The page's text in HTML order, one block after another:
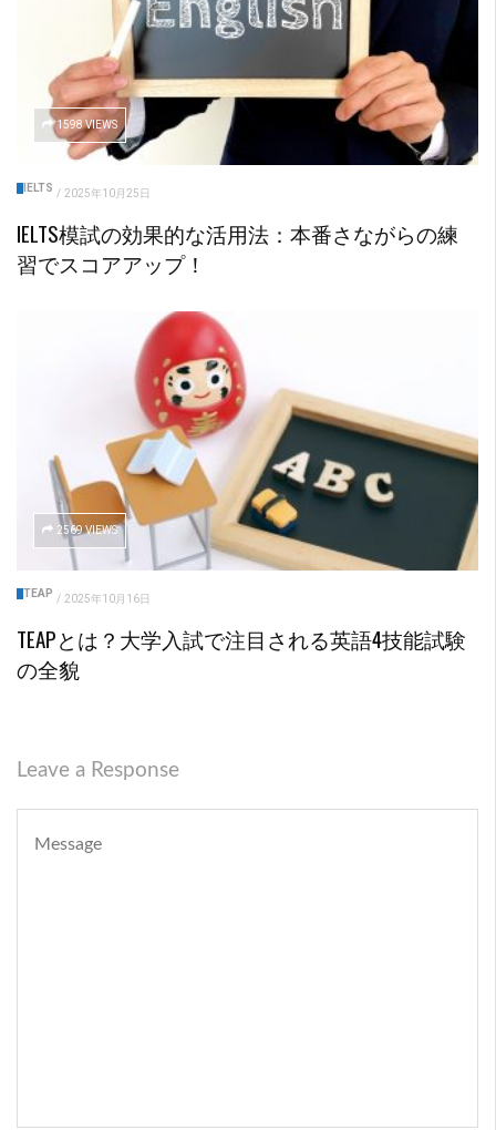
1598 VIEWS
IELTS / 2025年10月25日
IELTS模試の効果的な活用法：本番さながらの練
習でスコアアップ！
2569 VIEWS
TEAP / 2025年10月16日
TEAPとは？大学入試で注目される英語4技能試験
の全貌
Leave a Response